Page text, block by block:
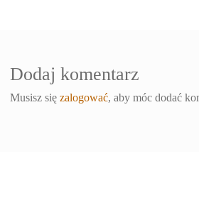
Dodaj komentarz
Musisz się zalogować, aby móc dodać